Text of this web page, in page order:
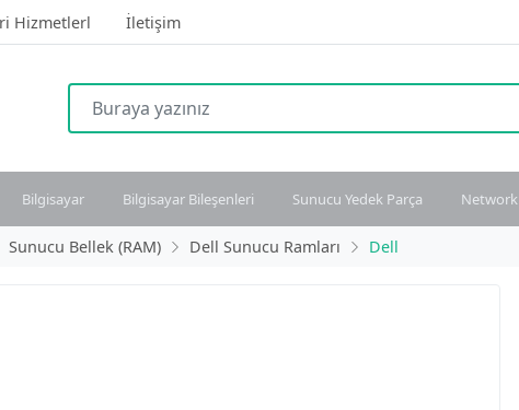
Hizmetlerl İletişim
Bilgisayar Bilgisayar Bileşenleri Sunucu Yedek Parça Network
Sunucu Bellek (RAM) Dell Sunucu Ramları Dell